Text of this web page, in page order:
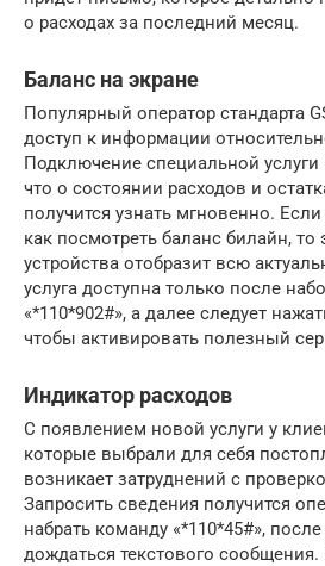
о расходах за последний месяц.
Баланс на экране
Популярный оператор стандарта
доступ к информации
Подключение специальной услуги
что о состоянии расходов и
получится узнать мгновенно.
как посмотреть баланс билайн, то
устройства отобразит всю
услуга доступна только после
«*110*902#», а далее следует
чтобы активировать полезный
Индикатор расходов
С появлением новой услуги у
которые выбрали для себя
возникает затруднений с
Запросить сведения получится
набрать команду «*110*45#», после
дождаться текстового